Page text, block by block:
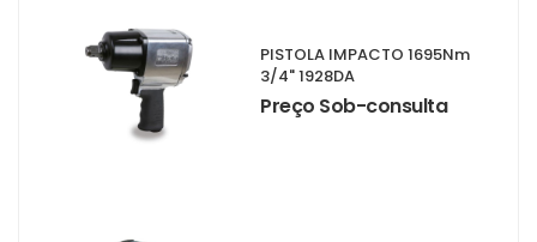
PISTOLA IMPACTO 1695Nm
3/4" 1928DA
Preço Sob-consulta